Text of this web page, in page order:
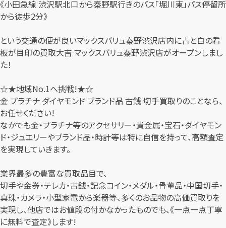
《小田急線 渋沢駅北口から秦野駅行きのバス「堀川東」バス停留所
から徒歩2分》
という交通の便が良いマックスバリュ秦野渋沢店内に青と白の看
板が目印の買取大吉 マックスバリュ秦野渋沢店がオープンしまし
た！
☆★地域No.1へ挑戦!★☆
金 プラチナ ダイヤモンド ブランド品 古銭 切手買取りのことなら、
お任せください!
なかでも金・プラチナ等のアクセサリー・貴金属・宝石・ダイヤモン
ド・ジュエリーやブランド品・時計等は特に自信を持って、高額査定
を実現していきます。
業界最多の豊富な買取品目で、
切手や金券・テレカ・古銭・記念コイン・メダル・骨董品・中国切手・
真珠・カメラ・小型家電から楽器等、多くのお品物の高価買取りを
実現し、他店ではお値段の付かなかったものでも、《一点一点丁寧
に無料で査定》します!